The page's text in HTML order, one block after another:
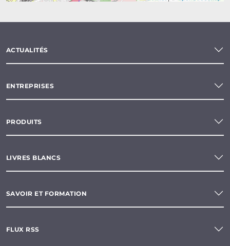
ACTUALITÉS
ENTREPRISES
PRODUITS
LIVRES BLANCS
SAVOIR ET FORMATION
FLUX RSS